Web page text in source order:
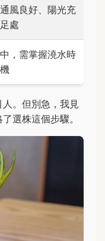
通風良好、陽光充
足處
中，需掌握澆水時
機
。但別急，我見
選株這個步驟。